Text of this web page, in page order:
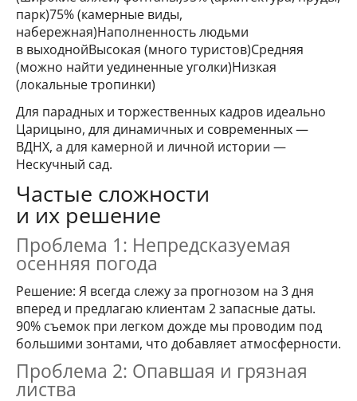
парк)75% (камерные виды,
набережная)Наполненность людьми
в выходнойВысокая (много туристов)Средняя
(можно найти уединенные уголки)Низкая
(локальные тропинки)
Для парадных и торжественных кадров идеально
Царицыно, для динамичных и современных —
ВДНХ, а для камерной и личной истории —
Нескучный сад.
Частые сложности
и их решение
Проблема 1: Непредсказуемая
осенняя погода
Решение: Я всегда слежу за прогнозом на 3 дня
вперед и предлагаю клиентам 2 запасные даты.
90% съемок при легком дожде мы проводим под
большими зонтами, что добавляет атмосферности.
Проблема 2: Опавшая и грязная
листва